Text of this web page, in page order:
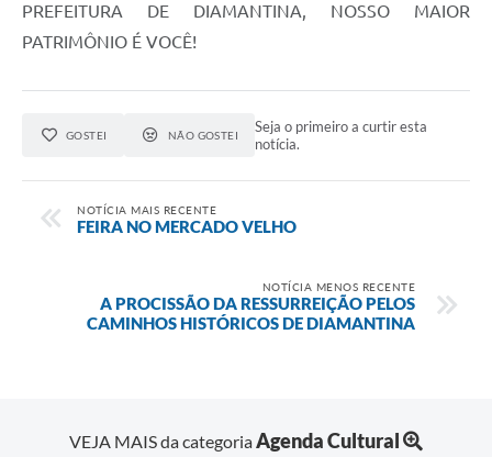
PREFEITURA DE DIAMANTINA, NOSSO MAIOR
PATRIMÔNIO É VOCÊ!
GOSTEI NÃO GOSTEI
Seja o primeiro a curtir esta
notícia.
NOTÍCIA MAIS RECENTE
FEIRA NO MERCADO VELHO
NOTÍCIA MENOS RECENTE
A PROCISSÃO DA RESSURREIÇÃO PELOS
CAMINHOS HISTÓRICOS DE DIAMANTINA
VEJA MAIS da categoriaAgenda Cultural